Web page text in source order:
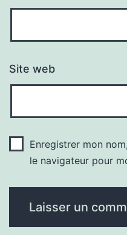
Site web
Enregistrer mon
le navigateur pour